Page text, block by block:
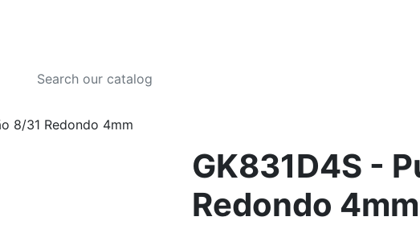
8/31 Redondo 4mm
GK831D4S -
Redondo 4mm